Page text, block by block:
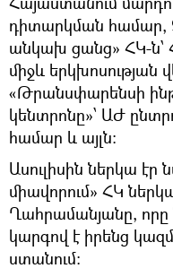
դիտարկման համար,
անկախ ցանց» ՀԿ-ն՝
միջև երկխոսության
«Թրանսփարենսի
կենտրոնը»՝ ԱԺ
համար և այլն:
Ասուլիսին ներկա
միավորում» ՀԿ
Ղահրամանյանը, որը
կարգով է իրենց
ստանում: